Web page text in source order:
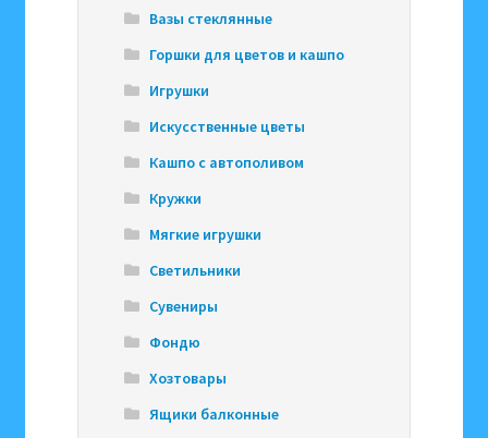
Вазы стеклянные
Горшки для цветов и кашпо
Игрушки
Искусственные цветы
Кашпо с автополивом
Кружки
Мягкие игрушки
Светильники
Сувениры
Фондю
Хозтовары
Ящики балконные